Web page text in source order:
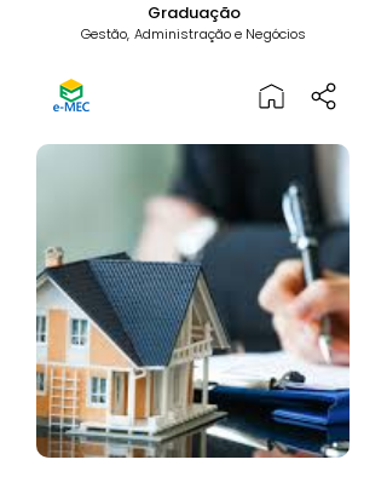
Graduação
Gestão, Administração e Negócios